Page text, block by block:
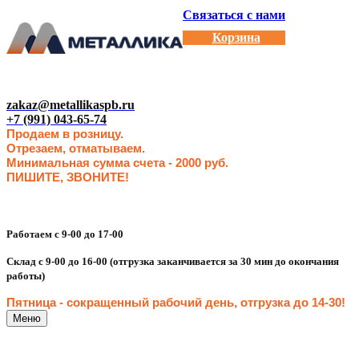
Связаться с нами
Корзина
zakaz@metallikaspb.ru
+7 (991) 043-65-74
Продаем в розницу.
Отрезаем, отматываем.
Минимальная сумма счета - 2000 руб.
ПИШИТЕ, ЗВОНИТЕ!
Работаем с 9-00 до 17-00
Склад с 9-00 до 16-00 (отгрузка заканчивается за 30 мин до окончания
работы)
Пятница - сокращенный рабочий день, отгрузка до 14-30!
Меню